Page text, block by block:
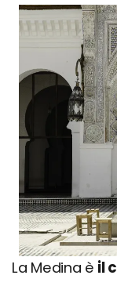
La Medina è il